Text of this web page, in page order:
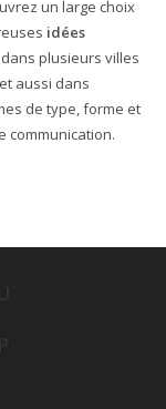
un large choix
idées
plusieurs villes
aussi dans
de type, forme et
communication.